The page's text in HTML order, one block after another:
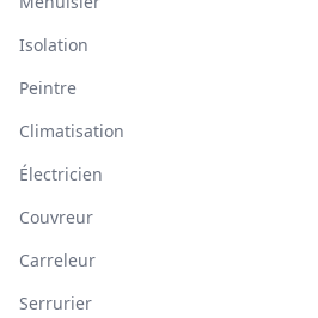
Isolation
Peintre
Climatisation
Électricien
Couvreur
Carreleur
Serrurier